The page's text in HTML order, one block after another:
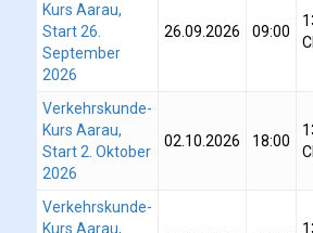
Kurs Aarau,
Start 26.
September
2026
26.09.2026 09:00
Verkehrskunde-
Kurs Aarau,
Start 2. Oktober
2026
02.10.2026 18:00
Verkehrskunde-
Kurs Aarau,